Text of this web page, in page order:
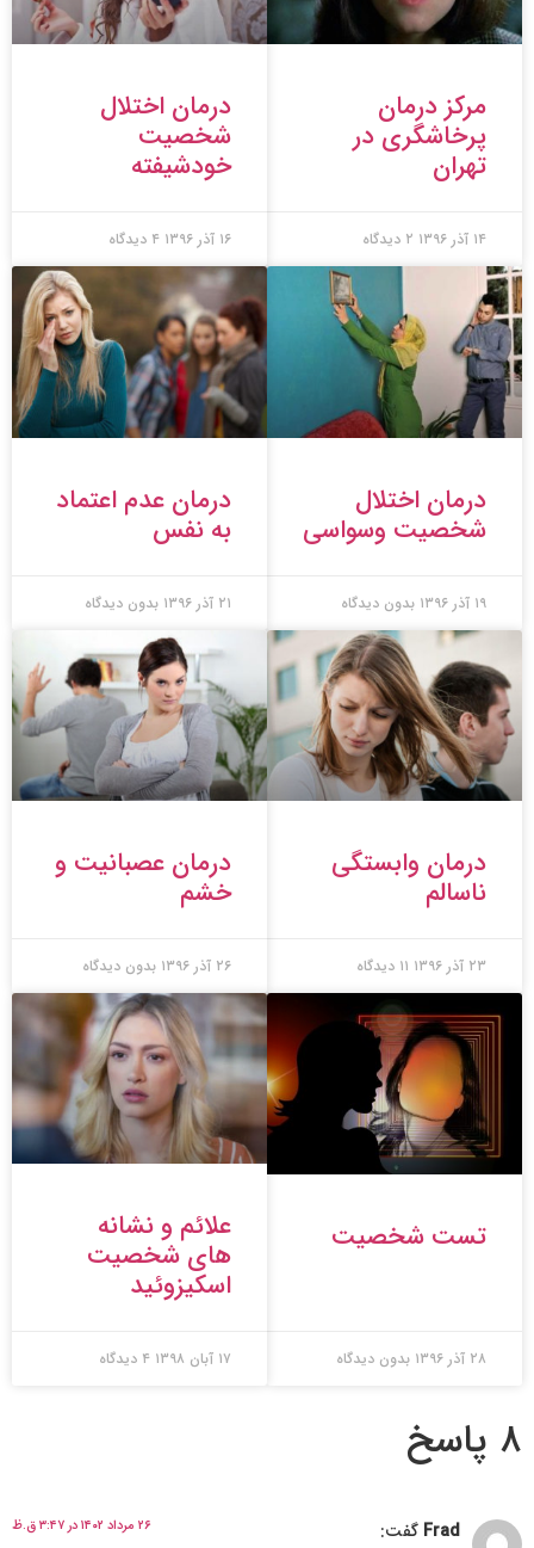
مرکز درمان
پرخاشگری در
تهران
۱۴ آذر ۱۳۹۶ ۲ دیدگاه
درمان اختلال
شخصیت
خودشیفته
۱۶ آذر ۱۳۹۶ ۴ دیدگاه
درمان اختلال
شخصیت وسواسی
۱۹ آذر ۱۳۹۶ بدون دیدگاه
درمان عدم اعتماد
به نفس
۲۱ آذر ۱۳۹۶ بدون دیدگاه
درمان وابستگی
ناسالم
۲۳ آذر ۱۳۹۶ ۱۱ دیدگاه
درمان عصبانیت و
خشم
۲۶ آذر ۱۳۹۶ بدون دیدگاه
تست شخصیت
۲۸ آذر ۱۳۹۶ بدون دیدگاه
علائم و نشانه
های شخصیت
اسکیزوئید
۱۷ آبان ۱۳۹۸ ۴ دیدگاه
۸ پاسخ
Frad گفت: ۲۶ مرداد ۱۴۰۲ در ۳:۴۷ ق.ظ